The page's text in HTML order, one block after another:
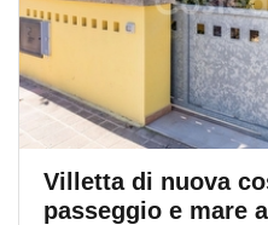
Villetta di nuova
passeggio e mare